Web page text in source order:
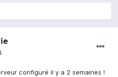
configuré il y a 2 semaines !